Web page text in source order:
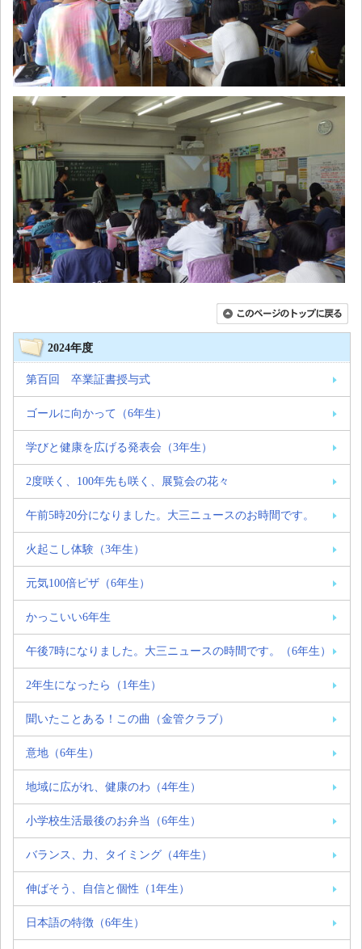
2024年度
第百回 卒業証書授与式
ゴールに向かって（6年生）
学びと健康を広げる発表会（3年生）
2度咲く、100年先も咲く、展覧会の花々
午前5時20分になりました。大三ニュースのお時間です。
火起こし体験（3年生）
元気100倍ピザ（6年生）
かっこいい6年生
午後7時になりました。大三ニュースの時間です。（6年生）
2年生になったら（1年生）
聞いたことある！この曲（金管クラブ）
意地（6年生）
地域に広がれ、健康のわ（4年生）
小学校生活最後のお弁当（6年生）
バランス、力、タイミング（4年生）
伸ばそう、自信と個性（1年生）
日本語の特徴（6年生）